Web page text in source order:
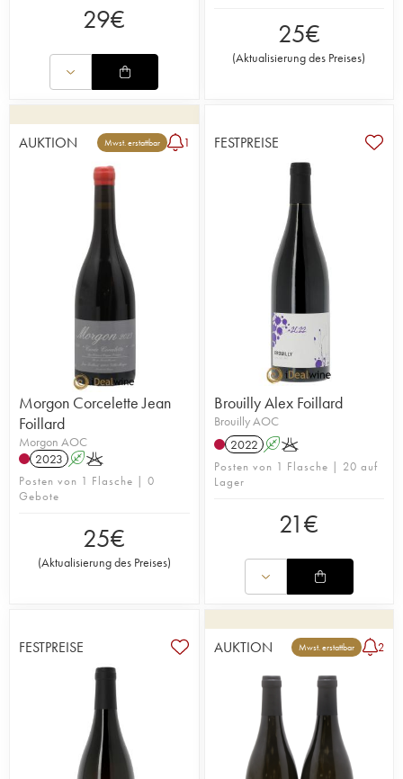
29€ 25€
(Aktualisierung des Preises)
AUKTION Mwst. erstattbar 1
Morgon Corcelette Jean
Foillard
Morgon AOC
2023 AK
Posten von 1 Flasche | 0
Gebote
25€
(Aktualisierung des Preises)
FESTPREISE
Brouilly Alex Foillard
Brouilly AOC
2022 AK
Posten von 1 Flasche | 20 auf
Lager
21€
FESTPREISE AUKTION Mwst. erstattbar 2